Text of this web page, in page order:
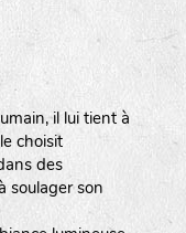
il lui tient à
choisit
des
soulager son